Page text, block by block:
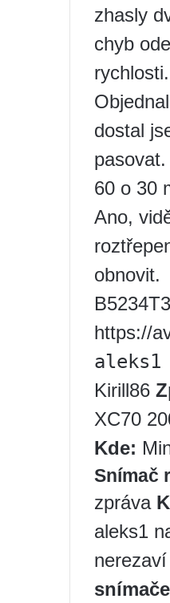
zhasly
chyb
rychlosti.
dostal
60 o 30
Ano,
obnovit.
https://
aleks1
Kirill86
XC70
Kde:
Snímač
zpráva
aleks1